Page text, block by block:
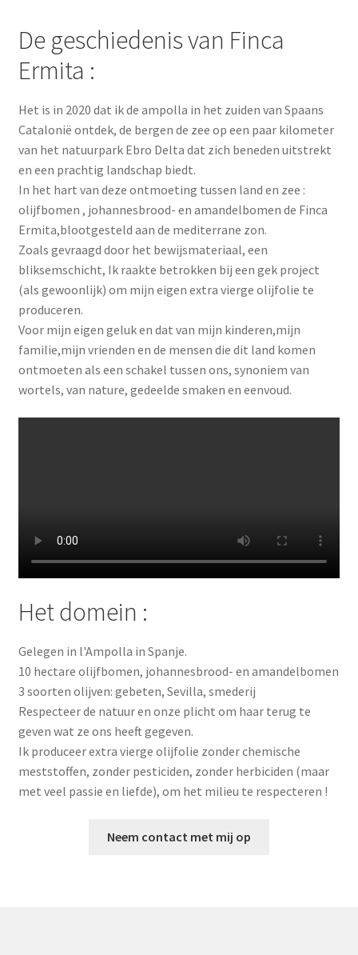
De geschiedenis van Finca
Ermita :
Het is in 2020 dat ik de ampolla in het zuiden van Spaans
Catalonië ontdek, de bergen de zee op een paar kilometer
van het natuurpark Ebro Delta dat zich beneden uitstrekt
en een prachtig landschap biedt.
In het hart van deze ontmoeting tussen land en zee :
olijfbomen , johannesbrood- en amandelbomen de Finca
Ermita,blootgesteld aan de mediterrane zon.
Zoals gevraagd door het bewijsmateriaal, een
bliksemschicht, Ik raakte betrokken bij een gek project
(als gewoonlijk) om mijn eigen extra vierge olijfolie te
produceren.
Voor mijn eigen geluk en dat van mijn kinderen,mijn
familie,mijn vrienden en de mensen die dit land komen
ontmoeten als een schakel tussen ons, synoniem van
wortels, van nature, gedeelde smaken en eenvoud.
Het domein :
Gelegen in l'Ampolla in Spanje.
10 hectare olijfbomen, johannesbrood- en amandelbomen
3 soorten olijven: gebeten, Sevilla, smederij
Respecteer de natuur en onze plicht om haar terug te
geven wat ze ons heeft gegeven.
Ik produceer extra vierge olijfolie zonder chemische
meststoffen, zonder pesticiden, zonder herbiciden (maar
met veel passie en liefde), om het milieu te respecteren !
Neem contact met mij op